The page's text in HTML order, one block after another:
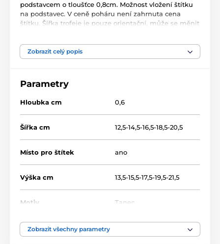
podstavcem o tloušťce 0,8cm. Možnost vložení štítku
na podstavec. V ceně poháru není zahrnuta cena
štítku. Šířka trofeje je pouze orientační, může se měnit
Tanec
Zobrazit celý popis
Parametry
Hloubka cm 0,6
Šířka cm 12,5-14,5-16,5-18,5-20,5
Místo pro štítek ano
Výška cm 13,5-15,5-17,5-19,5-21,5
Motiv Tanec
Produktová řada
Zobrazit všechny parametry